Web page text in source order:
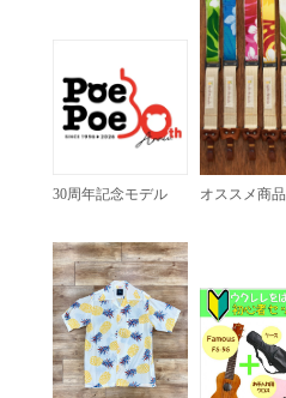
30周年記念モデル オススメ商品